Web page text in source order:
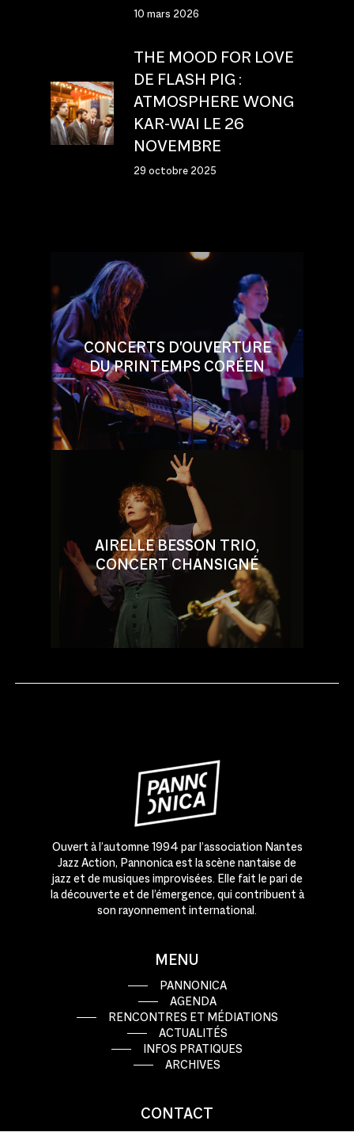
10 mars 2026
THE MOOD FOR LOVE
DE FLASH PIG :
ATMOSPHERE WONG
KAR-WAI LE 26
NOVEMBRE
29 octobre 2025
CONCERTS D'OUVERTURE
DU PRINTEMPS CORÉEN
AIRELLE BESSON TRIO,
CONCERT CHANSIGNÉ
Ouvert à l’automne 1994 par l’association Nantes
Jazz Action, Pannonica est la scène nantaise de
jazz et de musiques improvisées. Elle fait le pari de
la découverte et de l’émergence, qui contribuent à
son rayonnement international.
MENU
PANNONICA
AGENDA
RENCONTRES ET MÉDIATIONS
ACTUALITÉS
INFOS PRATIQUES
ARCHIVES
CONTACT